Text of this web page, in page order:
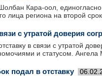
Кара-оол,
лица региона на второй
с утратой доверия
в связи с утратой
и статусом.
подал в отставку